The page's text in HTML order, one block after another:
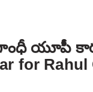
యూపీ
for Rahul